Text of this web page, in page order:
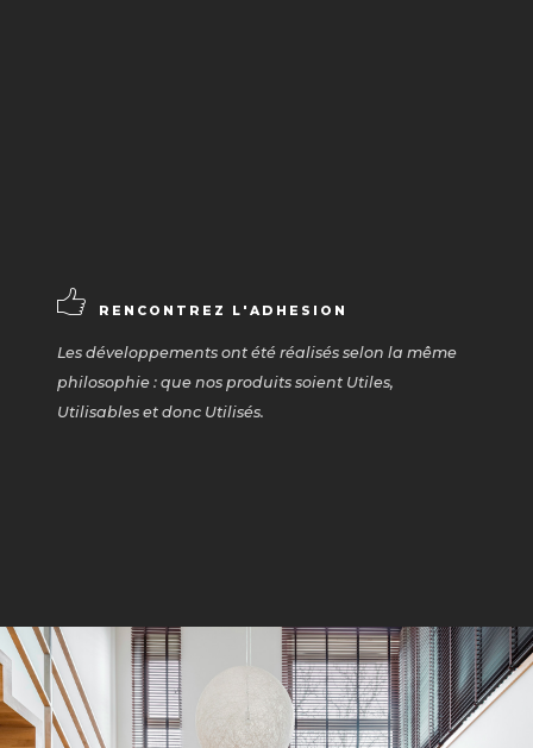
RENCONTREZ L'ADHESION
Les développements ont été réalisés selon la même
philosophie : que nos produits soient Utiles,
Utilisables et donc Utilisés.